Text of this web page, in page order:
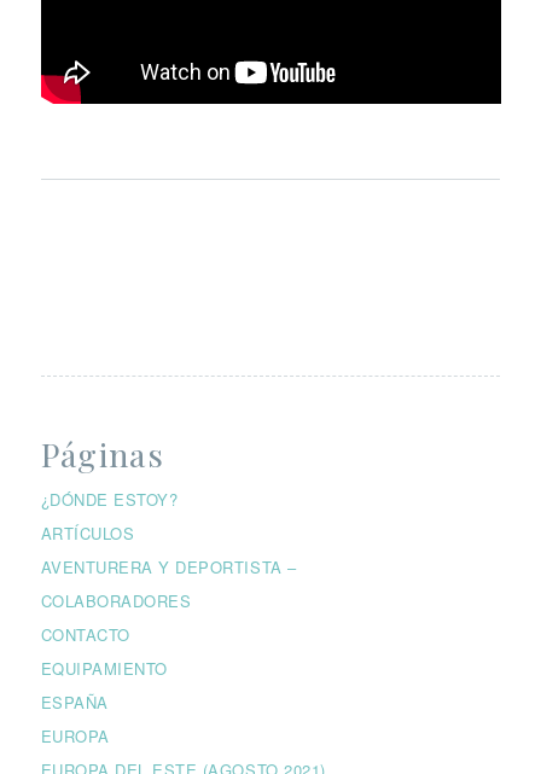
Páginas
¿DÓNDE ESTOY?
ARTÍCULOS
AVENTURERA Y DEPORTISTA –
COLABORADORES
CONTACTO
EQUIPAMIENTO
ESPAÑA
EUROPA